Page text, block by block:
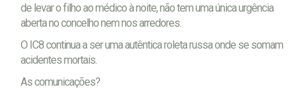
de levar o filho ao médico à noite, não tem uma única urgência
aberta no concelho nem nos arredores.
O IC8 continua a ser uma autêntica roleta russa onde se somam
acidentes mortais.
As comunicações?